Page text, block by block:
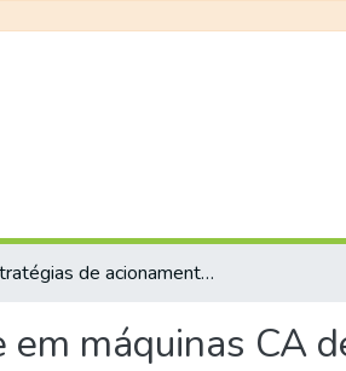
Estratégias de acionamento e controle em máquinas CA de ímã permanente com fluxo não senoidal
máquinas CA